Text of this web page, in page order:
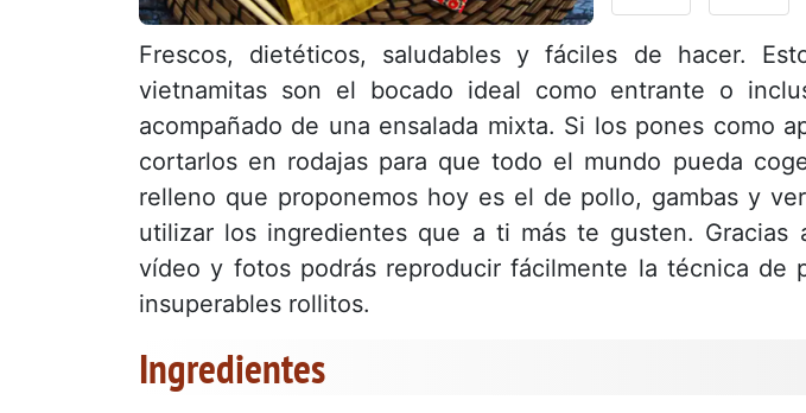
Frescos, dietéticos, saludables y fáciles de hacer.
vietnamitas son el bocado ideal como entrante o
acompañado de una ensalada mixta. Si los pones como
cortarlos en rodajas para que todo el mundo pueda
relleno que proponemos hoy es el de pollo, gambas y
utilizar los ingredientes que a ti más te gusten. Gracias
vídeo y fotos podrás reproducir fácilmente la técnica de
insuperables rollitos.
Ingredientes